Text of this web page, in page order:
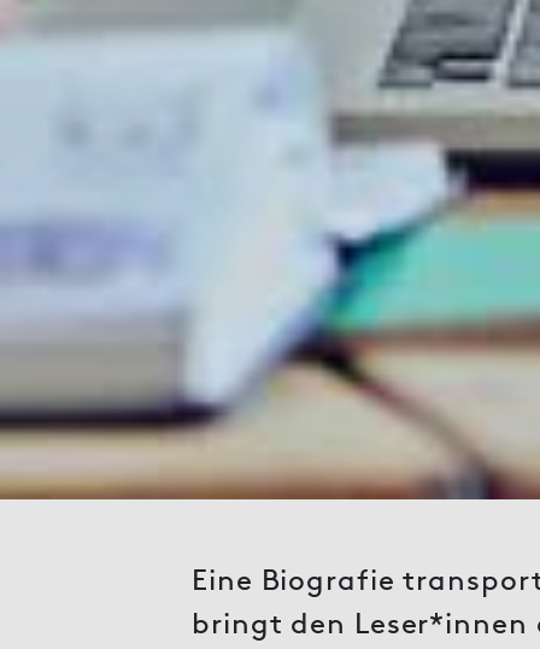
Eine Biografie
bringt den Leser*innen